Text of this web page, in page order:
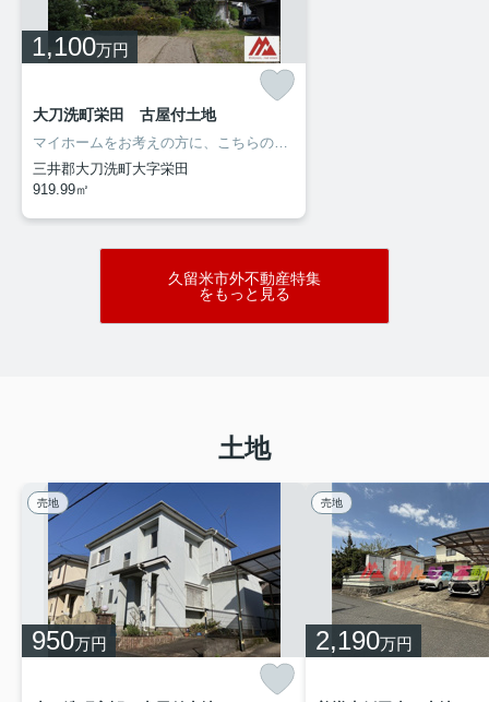
1,100万円
大刀洗町栄田 古屋付土地
マイホームをお考えの方に、こちらの住宅用地はいかがでしょうか。傾斜地より建築が楽な平坦地です。土地購入をお考えの方にイチオシの売地がこちらです。建築条件なしなので、建物の間取りも自分で考えることが可能です。080-7278-2269 みんなの不動産 成冨までお問い合わせください。ご連絡をお待ちしております。
三井郡大刀洗町大字栄田
919.99㎡
久留米市外不動産特集
をもっと見る
土地
売地
950万円
売地
2,190万円